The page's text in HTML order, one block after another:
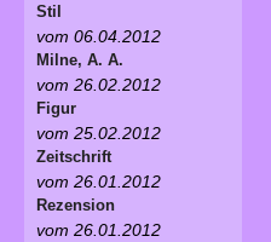
Stil
vom 06.04.2012
Milne, A. A.
vom 26.02.2012
Figur
vom 25.02.2012
Zeitschrift
vom 26.01.2012
Rezension
vom 26.01.2012